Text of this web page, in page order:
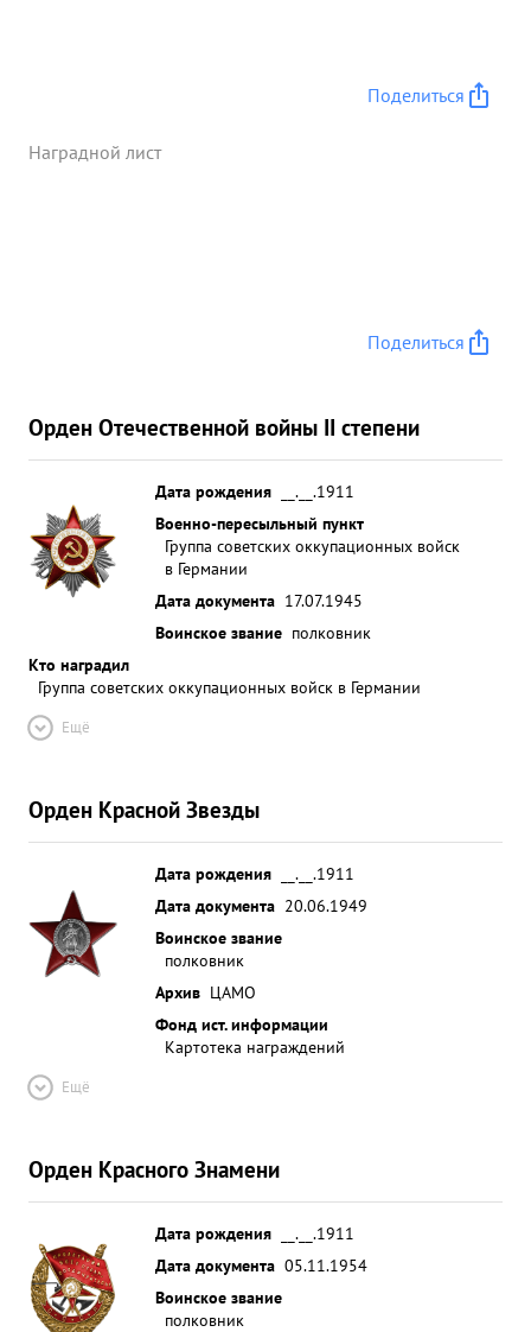
Поделиться
Наградной лист
Поделиться
Орден Отечественной войны II степени
Дата рождения
__.__.1911
Военно-пересыльный пункт
Группа советских оккупационных войск
в Германии
Дата документа 17.07.1945
Воинское звание полковник
Кто наградил
Группа советских оккупационных войск в Германии
Ещё
Орден Красной Звезды
Дата рождения
__.__.1911
Дата документа 20.06.1949
Воинское звание
полковник
Архив ЦАМО
Фонд ист. информации
Картотека награждений
Ещё
Орден Красного Знамени
Дата рождения
__.__.1911
Дата документа 05.11.1954
Воинское звание
полковник